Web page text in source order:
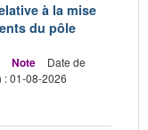
à la mise
du pôle
Note
Date de
: 01-08-2026